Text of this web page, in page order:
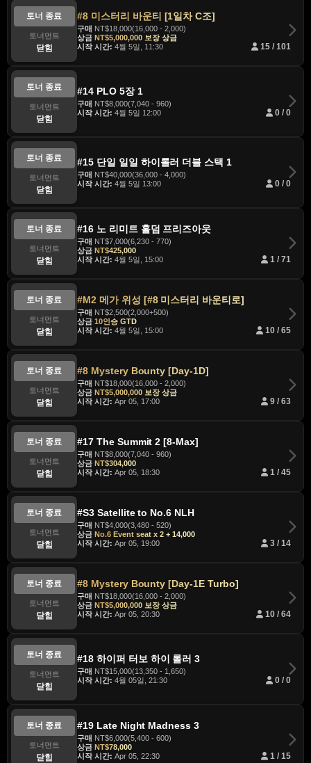
토너 종료
토너먼트
닫힘
#8 미스터리 바운티 [1일차 C조]
구매 NT$18,000(16,000 - 2,000)
상금 NT$5,000,000 보장 상금
시작 시간: 4월 5일, 11:30 15 / 101
토너 종료
토너먼트
닫힘
#14 PLO 5장 1
구매 NT$8,000(7,040 - 960)
시작 시간: 4월 5일 12:00 0 / 0
토너 종료
토너먼트
닫힘
#15 단일 일일 하이롤러 더블 스택 1
구매 NT$40,000(36,000 - 4,000)
시작 시간: 4월 5일 13:00 0 / 0
토너 종료
토너먼트
닫힘
#16 노 리미트 홀덤 프리즈아웃
구매 NT$7,000(6,230 - 770)
상금 NT$425,000
시작 시간: 4월 5일, 15:00 1 / 71
토너 종료
토너먼트
닫힘
#M2 메가 위성 [#8 미스터리 바운티로]
구매 NT$2,500(2,000+500)
상금 10인승 GTD
시작 시간: 4월 5일, 15:00 10 / 65
토너 종료
토너먼트
닫힘
#8 Mystery Bounty [Day-1D]
구매 NT$18,000(16,000 - 2,000)
상금 NT$5,000,000 보장 상금
시작 시간: Apr 05, 17:00 9 / 63
토너 종료
토너먼트
닫힘
#17 The Summit 2 [8-Max]
구매 NT$8,000(7,040 - 960)
상금 NT$304,000
시작 시간: Apr 05, 18:30 1 / 45
토너 종료
토너먼트
닫힘
#S3 Satellite to No.6 NLH
구매 NT$4,000(3,480 - 520)
상금 No.6 Event seat x 2 + 14,000
시작 시간: Apr 05, 19:00 3 / 14
토너 종료
토너먼트
닫힘
#8 Mystery Bounty [Day-1E Turbo]
구매 NT$18,000(16,000 - 2,000)
상금 NT$5,000,000 보장 상금
시작 시간: Apr 05, 20:30 10 / 64
토너 종료
토너먼트
닫힘
#18 하이퍼 터보 하이 롤러 3
구매 NT$15,000(13,350 - 1,650)
시작 시간: 4월 05일, 21:30 0 / 0
토너 종료
토너먼트
닫힘
#19 Late Night Madness 3
구매 NT$6,000(5,400 - 600)
상금 NT$78,000
시작 시간: Apr 05, 22:30 1 / 15